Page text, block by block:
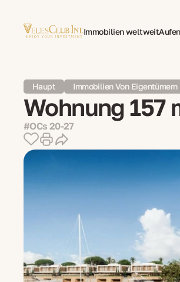
Immobilien weltweit
Haupt Immobilien Von Eigentümern
Wohnung 157
#OCs 20-27